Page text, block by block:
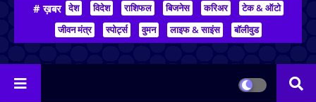
# ख़बर देश विदेश राशिफल बिजनेस करिअर
टेक & ऑटो
जीवन मंत्र
स्पोर्ट्स वुमन लाइफ & साइंस बॉलीवुड